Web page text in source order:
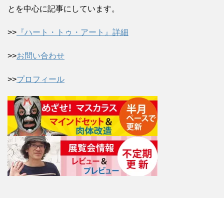
とを中心に記事にしています。
>> 『ハート・トゥ・アート』詳細
>>お問い合わせ
>>プロフィール